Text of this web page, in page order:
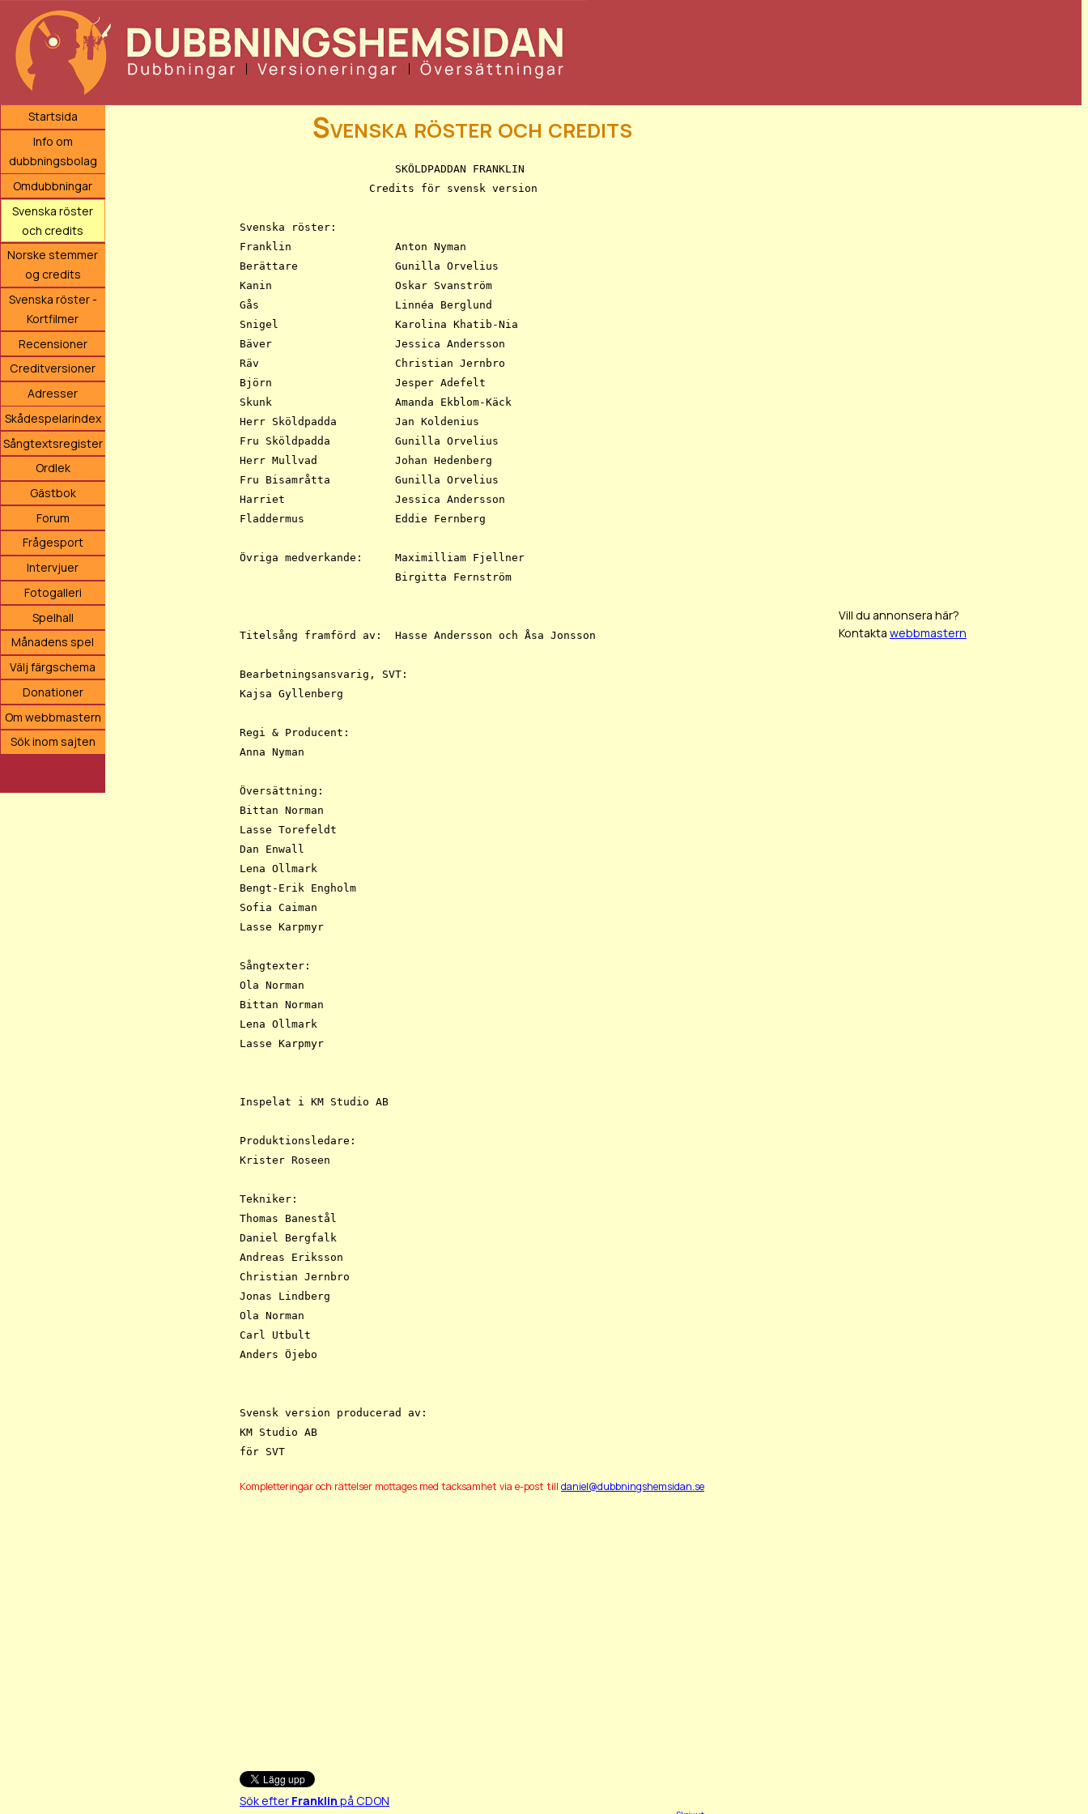
Startsida
Info om
dubbningsbolag
Omdubbningar
Svenska röster
och credits
Norske stemmer
og credits
Svenska röster -
Kortfilmer
Recensioner
Creditversioner
Adresser
Skådespelarindex
Sångtextsregister
Ordlek
Gästbok
Forum
Frågesport
Intervjuer
Fotogalleri
Spelhall
Månadens spel
Välj färgschema
Donationer
Om webbmastern
Sök inom sajten
Svenska röster och credits
Svenska röster:
Franklin		Anton Nyman
Berättare		Gunilla Orvelius
Kanin			Oskar Svanström
Gås			Linnéa Berglund
Snigel			Karolina Khatib-Nia
Bäver			Jessica Andersson
Räv			Christian Jernbro
Björn			Jesper Adefelt
Skunk			Amanda Ekblom-Käck
Herr Sköldpadda		Jan Koldenius
Fru Sköldpadda		Gunilla Orvelius
Herr Mullvad		Johan Hedenberg
Fru Bisamråtta		Gunilla Orvelius
Harriet			Jessica Andersson
Fladdermus		Eddie Fernberg
Övriga medverkande:	Maximilliam Fjellner
Titelsång framförd av:	Hasse Andersson och Åsa Jonsson
Bearbetningsansvarig, SVT:
Kajsa Gyllenberg
Regi & Producent:
Anna Nyman
Översättning:
Bittan Norman
Lasse Torefeldt
Dan Enwall
Lena Ollmark
Bengt-Erik Engholm
Sofia Caiman
Lasse Karpmyr
Sångtexter:
Ola Norman
Bittan Norman
Lena Ollmark
Lasse Karpmyr
Inspelat i KM Studio AB
Produktionsledare:
Krister Roseen
Tekniker:
Thomas Banestål
Daniel Bergfalk
Andreas Eriksson
Christian Jernbro
Jonas Lindberg
Ola Norman
Carl Utbult
Anders Öjebo
Svensk version producerad av:
KM Studio AB
Kompletteringar och rättelser mottages med tacksamhet via e-post till daniel@dubbningshemsidan.se
Sök efter Franklin på CDON
Vill du annonsera här?
Kontakta webbmastern